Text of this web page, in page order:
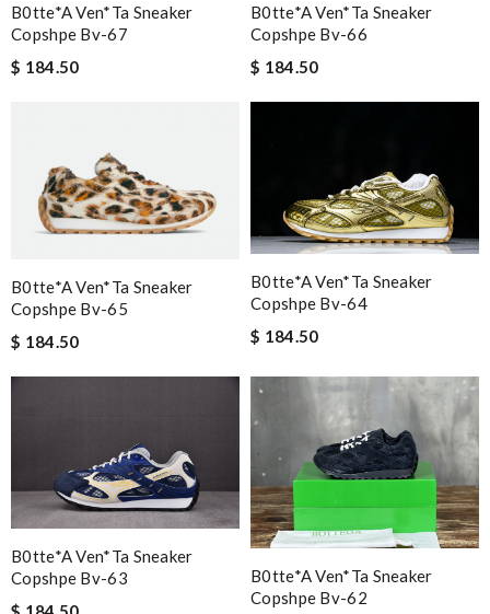
B0tte*a Ven*ta Sneaker
Copshpe Bv-67
$ 184.50
B0tte*a Ven*ta Sneaker
Copshpe Bv-66
$ 184.50
B0tte*a Ven*ta Sneaker
Copshpe Bv-65
$ 184.50
B0tte*a Ven*ta Sneaker
Copshpe Bv-64
$ 184.50
B0tte*a Ven*ta Sneaker
Copshpe Bv-63
B0tte*a Ven*ta Sneaker
Copshpe Bv-62